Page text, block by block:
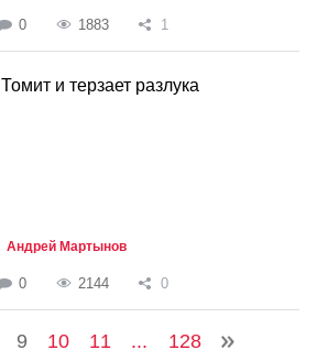
0 1883 1
Томит и терзает разлука
Андрей Мартынов
0 2144 0
9 10 11 ... 128